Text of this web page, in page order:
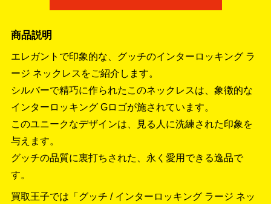
商品説明
エレガントで印象的な、グッチのインターロッキング ラ
ージ ネックレスをご紹介します。
シルバーで精巧に作られたこのネックレスは、象徴的な
インターロッキング Gロゴが施されています。
このユニークなデザインは、見る人に洗練された印象を
与えます。
グッチの品質に裏打ちされた、永く愛用できる逸品で
す。
買取王子では「グッチ / インターロッキング ラージ ネッ